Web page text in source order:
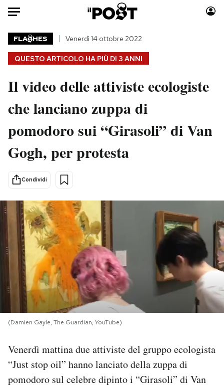
Auto
HOME
Italia
Politica
Tecnologia
Scienza
Cultura
Economia
Sport
Moda
Consumismi
Storie/Idee
Media
Mondiali calcio 2026
PODCAST
NEWSLETTER
I MIEI PREFERITI
SHOP
CALENDARIO
QUESTO ARTICOLO HA PIÙ DI 3 ANNI
FLA HES Venerdì 14 ottobre 2022
Il video delle attiviste ecologiste
che lanciano zuppa di
pomodoro sui “Girasoli” di Van
Gogh, per protesta
Condividi
(Damien Gayle, The Guardian, YouTube)
Venerdì mattina due attiviste del gruppo ecologista
“Just stop oil” hanno lanciato della zuppa di
pomodoro sul celebre dipinto i “Girasoli” di Van